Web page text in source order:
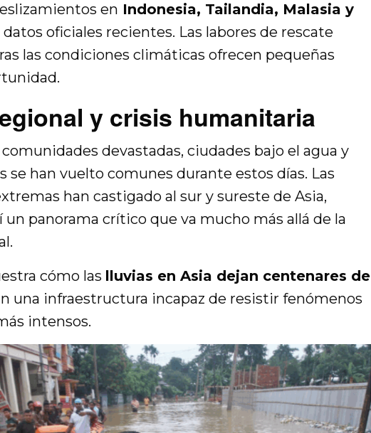
en Indonesia, Tailandia, Malasia y
datos oficiales recientes. Las labores de rescate
las condiciones climáticas ofrecen pequeñas
y crisis humanitaria
devastadas, ciudades bajo el agua y
se han vuelto comunes durante estos días. Las
han castigado al sur y sureste de Asia,
un panorama crítico que va mucho más allá de la
cómo las lluvias en Asia dejan centenares de
una infraestructura incapaz de resistir fenómenos
intensos.